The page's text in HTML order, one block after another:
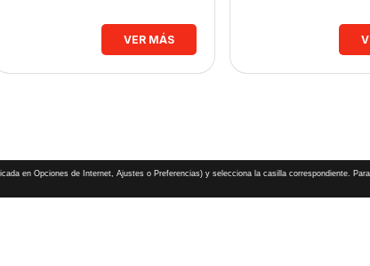
VER MÁS
en Opciones de Internet, Ajustes o Preferencias) y selecciona la casilla correspondiente.